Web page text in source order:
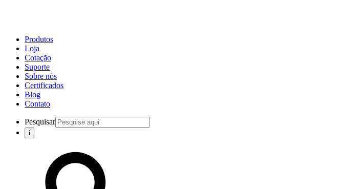
Produtos
Loja
Cotação
Suporte
Sobre nós
Certificados
Blog
Contato
Pesquisar